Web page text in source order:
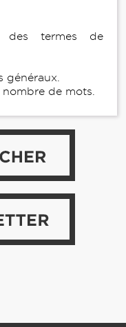
des termes de
généraux.
de mots.